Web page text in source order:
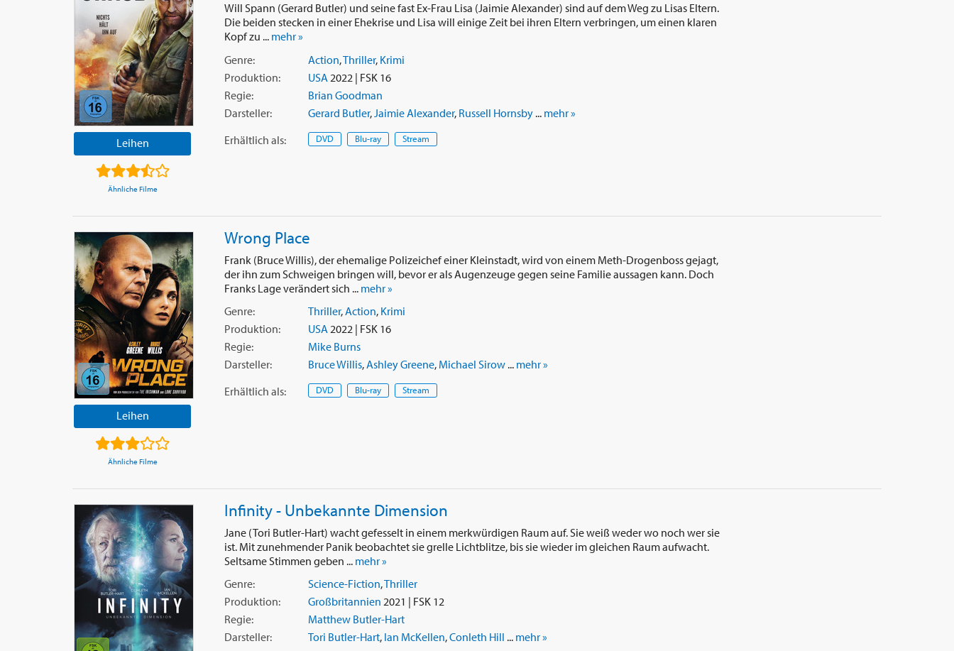
Leihen
Ähnliche Filme
Will Spann (Gerard Butler) und seine fast Ex-Frau Lisa (Jaimie Alexander) sind auf dem Weg zu Lisas Eltern.
Die beiden stecken in einer Ehekrise und Lisa will einige Zeit bei ihren Eltern verbringen, um einen klaren
Kopf zu ... mehr »
Genre:
Action,Thriller, Krimi
Produktion:
USA 2022 | FSK 16
Regie:
Brian Goodman
Darsteller:
Gerard Butler,Jaimie Alexander, Russell Hornsby... mehr »
Erhältlich als: DVD Blu-ray Stream
Leihen
Ähnliche Filme
Wrong Place
Frank (Bruce Willis), der ehemalige Polizeichef einer Kleinstadt, wird von einem Meth-Drogenboss gejagt,
der ihn zum Schweigen bringen will, bevor er als Augenzeuge gegen seine Familie aussagen kann. Doch
Franks Lage verändert sich ... mehr »
Genre:
Thriller,Action, Krimi
Produktion:
USA 2022 | FSK 16
Regie:
Mike Burns
Darsteller:
Bruce Willis,Ashley Greene, Michael Sirow... mehr »
Erhältlich als: DVD Blu-ray Stream
Infinity - Unbekannte Dimension
Jane (Tori Butler-Hart) wacht gefesselt in einem merkwürdigen Raum auf. Sie weiß weder wo noch wer sie
ist. Mit zunehmender Panik beobachtet sie grelle Lichtblitze, bis sie wieder im gleichen Raum aufwacht.
Seltsame Stimmen geben ... mehr »
Genre:
Science-Fiction,Thriller
Produktion:
Großbritannien 2021 | FSK 12
Regie:
Matthew Butler-Hart
Darsteller:
Tori Butler-Hart, Ian McKellen,Conleth Hill ... mehr »